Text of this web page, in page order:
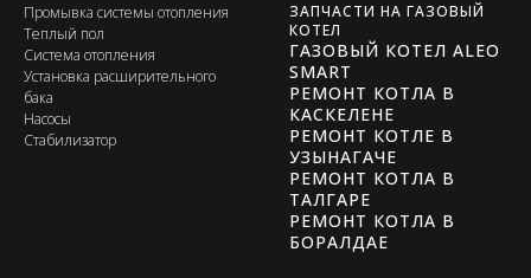
Промывка системы отопления
Теплый пол
Система отопления
Установка расширительного
бака
Насосы
Стабилизатор
ЗАПЧАСТИ НА ГАЗОВЫЙ
КОТЕЛ
ГАЗОВЫЙ КОТЕЛ ALEO
SMART
РЕМОНТ КОТЛА В
КАСКЕЛЕНЕ
РЕМОНТ КОТЛЕ В
УЗЫНАГАЧЕ
РЕМОНТ КОТЛА В
ТАЛГАРЕ
РЕМОНТ КОТЛА В
БОРАЛДАЕ